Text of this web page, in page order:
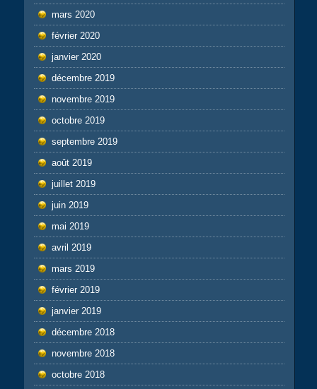
mars 2020
février 2020
janvier 2020
décembre 2019
novembre 2019
octobre 2019
septembre 2019
août 2019
juillet 2019
juin 2019
mai 2019
avril 2019
mars 2019
février 2019
janvier 2019
décembre 2018
novembre 2018
octobre 2018